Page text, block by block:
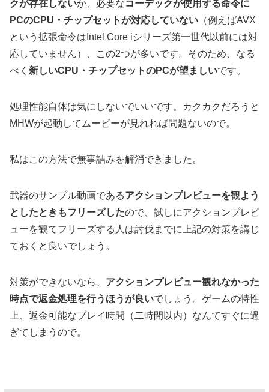
クが存在しないか、必要なコーデックが使用する命令に
PCのCPU・チップセットが対応していない （例えばAVX
という拡張命令はIntel Core iシリーズ第一世代以前には対
応していません）、この2つが多いです。そのため、なる
べく 新しいCPU・チップセットのPCが望ましいです。
処理性能自体は気にしないでいいです。カクカクだろうと
MHWが起動してムービーが見れれば問題ないので。
私はこの方法で無事詰みを解消できました。
武器のサンプル動画であるアクションプレビューを観よう
としたときもフリーズしたので、試しにアクションプレビ
ューを観てフリーズする人は討伐までに上記の対策を講じ
ておくと良いでしょう。
対策ができないなら、 アクションプレビュー観れなかった
時点で返金処理を行うほうが良いでしょう。ゲームの特性
上、返金可能なプレイ時間（二時間以内）なんてすぐに過
ぎてしまうので。